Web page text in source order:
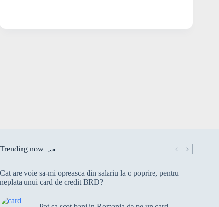
Trending now
Cat are voie sa-mi opreasca din salariu la o poprire, pentru
neplata unui card de credit BRD?